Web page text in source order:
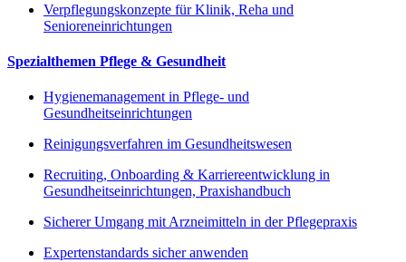
Verpflegungskonzepte für Klinik, Reha und
Senioreneinrichtungen
Spezialthemen Pflege & Gesundheit
Hygienemanagement in Pflege- und
Gesundheitseinrichtungen
Reinigungsverfahren im Gesundheitswesen
Recruiting, Onboarding & Karriereentwicklung in
Gesundheitseinrichtungen, Praxishandbuch
Sicherer Umgang mit Arzneimitteln in der Pflegepraxis
Expertenstandards sicher anwenden